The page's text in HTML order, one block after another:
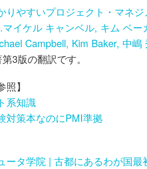
りやすいプロジェクト・マネ
イケル キャンベル, キム ベー
Campbell, Kim Baker, 中
3版の翻訳です。
照】
系知識
対策本なのにPMI準拠
ータ学院 | 古都にあるわが国最